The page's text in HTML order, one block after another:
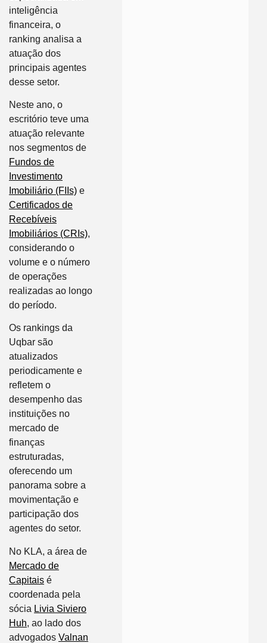
inteligência
financeira, o
ranking analisa a
atuação dos
principais agentes
desse setor.
Neste ano, o
escritório teve uma
atuação relevante
nos segmentos de
Fundos de
Investimento
Imobiliário (FIIs) e
Certificados de
Recebíveis
Imobiliários (CRIs),
considerando o
volume e o número
de operações
realizadas ao longo
do período.
Os rankings da
Uqbar são
atualizados
periodicamente e
refletem o
desempenho das
instituições no
mercado de
finanças
estruturadas,
oferecendo um
panorama sobre a
movimentação e
participação dos
agentes do setor.
No KLA, a área de
Mercado de
Capitais é
coordenada pela
sócia Livia Siviero
Huh, ao lado dos
advogados Valnan